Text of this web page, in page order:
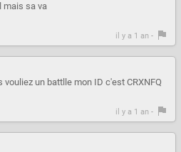
mais sa va
il y a 1 an -
vouliez un battlle mon ID c'est CRXNFQ
il y a 1 an -